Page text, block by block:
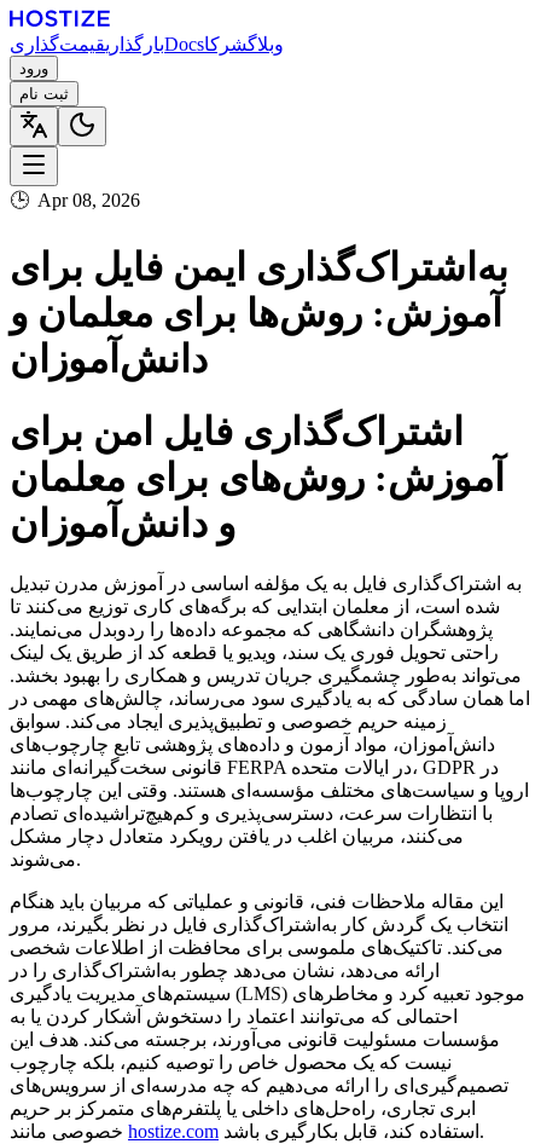
بارگذاریقیمت‌گذاری Docs وبلاگشرکا
ورود
ثبت نام
🕒 Apr 08, 2026
به‌اشتراک‌گذاری ایمن فایل برای
آموزش: روش‌ها برای معلمان و
دانش‌آموزان
اشتراک‌گذاری فایل امن برای
آموزش: روش‌های برای معلمان
و دانش‌آموزان
به اشتراک‌گذاری فایل به یک مؤلفه اساسی در آموزش مدرن تبدیل
شده است، از معلمان ابتدایی که برگه‌های کاری توزیع می‌کنند تا
پژوهشگران دانشگاهی که مجموعه داده‌ها را ردوبدل می‌نمایند.
راحتی تحویل فوری یک سند، ویدیو یا قطعه کد از طریق یک لینک
می‌تواند به‌طور چشمگیری جریان تدریس و همکاری را بهبود بخشد.
اما همان سادگی که به یادگیری سود می‌رساند، چالش‌های مهمی در
زمینه حریم خصوصی و تطبیق‌پذیری ایجاد می‌کند. سوابق
دانش‌آموزان، مواد آزمون و داده‌های پژوهشی تابع چارچوب‌های
قانونی سخت‌گیرانه‌ای مانند FERPA در ایالات متحده، GDPR در
اروپا و سیاست‌های مختلف مؤسسه‌ای هستند. وقتی این چارچوب‌ها
با انتظارات سرعت، دسترسی‌پذیری و کم‌هیچ‌تراشیده‌ای تصادم
می‌کنند، مربیان اغلب در یافتن رویکرد متعادل دچار مشکل
می‌شوند.
این مقاله ملاحظات فنی، قانونی و عملیاتی که مربیان باید هنگام
انتخاب یک گردش کار به‌اشتراک‌گذاری فایل در نظر بگیرند، مرور
می‌کند. تاکتیک‌های ملموسی برای محافظت از اطلاعات شخصی
ارائه می‌دهد، نشان می‌دهد چطور به‌اشتراک‌گذاری را در
سیستم‌های مدیریت یادگیری (LMS) موجود تعبیه کرد و مخاطرهای
احتمالی که می‌توانند اعتماد را دستخوش آشکار کردن یا به
مؤسسات مسئولیت قانونی می‌آورند، برجسته می‌کند. هدف این
نیست که یک محصول خاص را توصیه کنیم، بلکه چارچوب
تصمیم‌گیری‌ای را ارائه می‌دهیم که چه مدرسه‌ای از سرویس‌های
ابری تجاری، راه‌حل‌های داخلی یا پلتفرم‌های متمرکز بر حریم
hostize.com استفاده کند، قابل بکارگیری باشد.